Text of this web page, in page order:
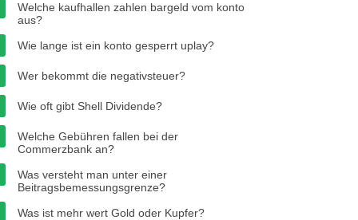
Welche kaufhallen zahlen bargeld vom konto
aus?
Wie lange ist ein konto gesperrt uplay?
Wer bekommt die negativsteuer?
Wie oft gibt Shell Dividende?
Welche Gebühren fallen bei der
Commerzbank an?
Was versteht man unter einer
Beitragsbemessungsgrenze?
Was ist mehr wert Gold oder Kupfer?